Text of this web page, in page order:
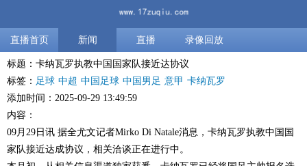
直播首页 新闻 直播 录像回放
标题：卡纳瓦罗执教中国国家队接近达协议
标签： 足球 中超 中国足球 中国男足 意甲 卡纳瓦罗
添加时间：2025-09-29 13:49:59
内容：
09月29日讯 据全尤文记者Mirko Di Natale消息，卡纳瓦罗执教中国国
家队接近达成协议，相关洽谈正在进行中。